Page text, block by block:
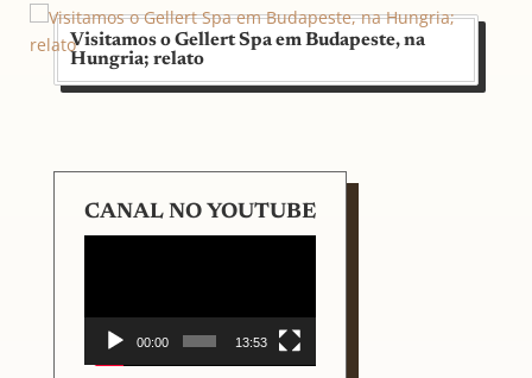
Visitamos o Gellert Spa em Budapeste, na
Hungria; relato
CANAL NO YOUTUBE
00:00 13:53